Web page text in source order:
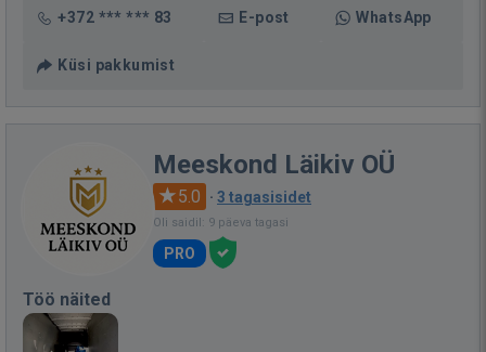
+372 *** *** 83 E-post WhatsApp
Küsi pakkumist
Meeskond Läikiv OÜ
5.0 · 3 tagasisidet
Oli saidil: 9 päeva tagasi
PRO
Töö näited